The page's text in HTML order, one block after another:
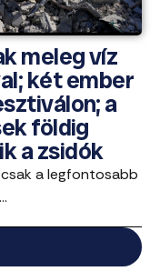
meleg víz
két ember
a
földig
a zsidók
a legfontosabb